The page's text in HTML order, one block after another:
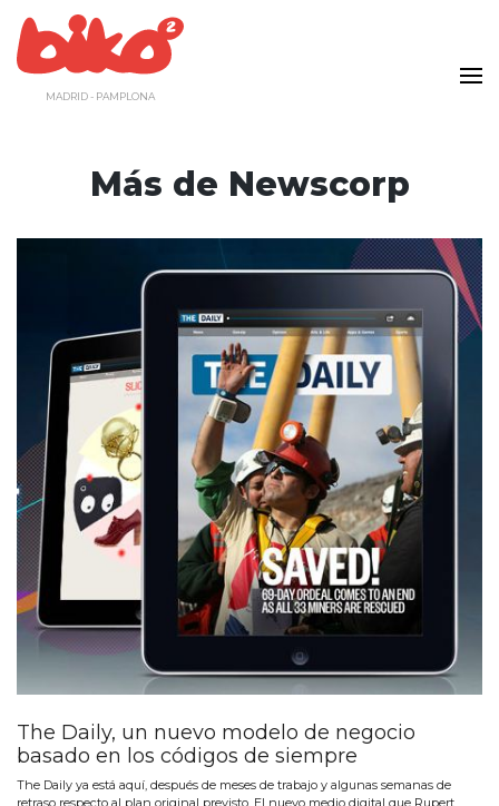
contenido
MADRID - PAMPLONA
Más de Newscorp
The Daily, un nuevo modelo de negocio
basado en los códigos de siempre
The Daily ya está aquí, después de meses de trabajo y algunas semanas de
retraso respecto al plan original previsto. El nuevo medio digital que Rupert